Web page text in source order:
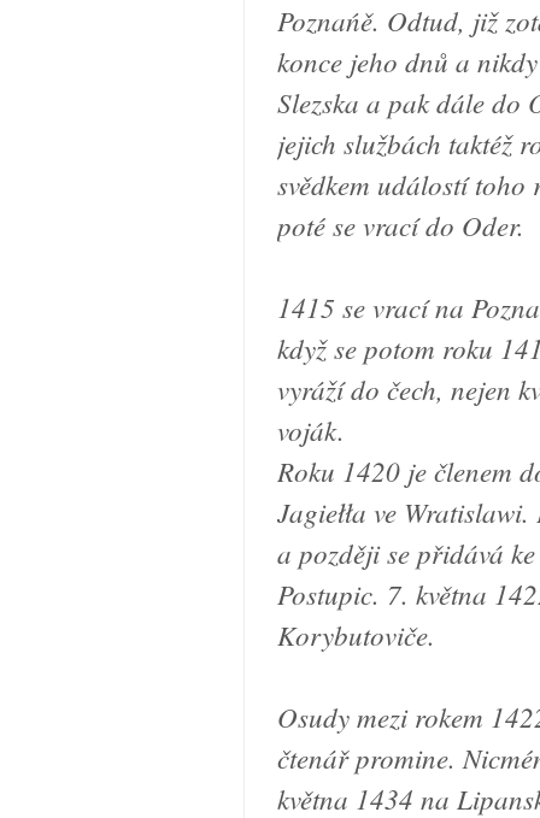
Poznańě. Odtud, již
konce jeho dnů a
Slezska a pak dále do
jejich službách taktéž
svědkem událostí
poté se vrací do Oder.
1415 se vrací na
když se potom roku
vyráží do čech, nejen
voják.
Roku 1420 je členem
Jagiełła ve
a později se přidává
Postupic. 7. května
Korybutoviče.
Osudy mezi rokem
čtenář promine.
května 1434 na